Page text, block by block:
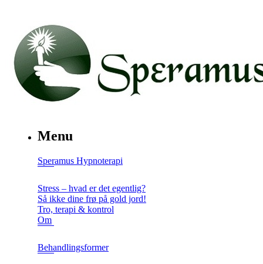
Menu
Speramus Hypnoterapi
Stress – hvad er det egentlig?
Så ikke dine frø på gold jord!
Tro, terapi & kontrol
Om
Behandlingsformer